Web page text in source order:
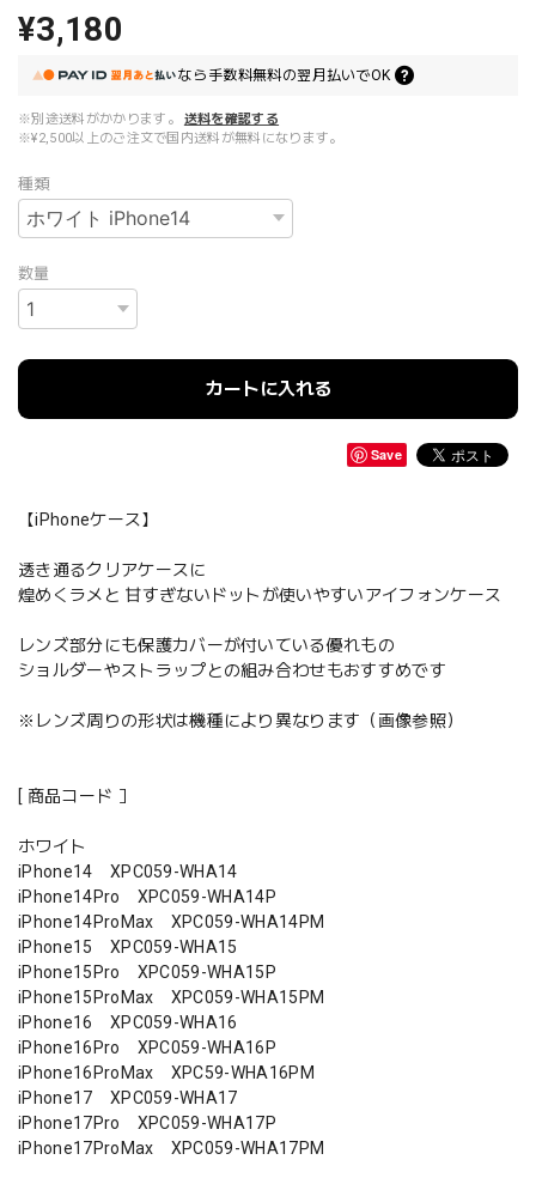
¥3,180
なら 手数料無料の翌月払いでOK
※別途送料がかかります。
送料を確認する
※¥2,500以上のご注文で国内送料が無料になります。
種類
数量
カートに入れる
Save
【iPhoneケース】
透き通るクリアケースに
煌めくラメと 甘すぎないドットが使いやすいアイフォンケース
レンズ部分にも保護カバーが付いている優れもの
ショルダーやストラップとの組み合わせもおすすめです
※レンズ周りの形状は機種により異なります（画像参照）
[ 商品コード ］
ホワイト
iPhone14 XPC059-WHA14
iPhone14Pro XPC059-WHA14P
iPhone14ProMax XPC059-WHA14PM
iPhone15 XPC059-WHA15
iPhone15Pro XPC059-WHA15P
iPhone15ProMax XPC059-WHA15PM
iPhone16 XPC059-WHA16
iPhone16Pro XPC059-WHA16P
iPhone16ProMax XPC59-WHA16PM
iPhone17 XPC059-WHA17
iPhone17Pro XPC059-WHA17P
iPhone17ProMax XPC059-WHA17PM